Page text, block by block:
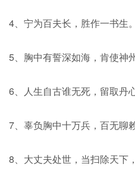
4、宁为百夫长，胜作一书生
5、胸中有誓深如海，肯使
6、人生自古谁无死，留取
7、辜负胸中十万兵，百无
8、大丈夫处世，当扫除天